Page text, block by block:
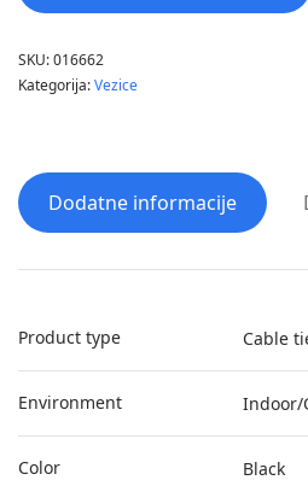
SKU:016662
Kategorija:Vezice
Dodatne informacije
Product type Cable
Environment Indoor/
Color Black